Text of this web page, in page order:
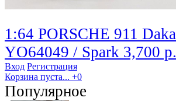
1:64 PORSCHE 911
YO64049 / Spark 3,700 р.
Вход Регистрация
Корзина пуста... +0
Популярное